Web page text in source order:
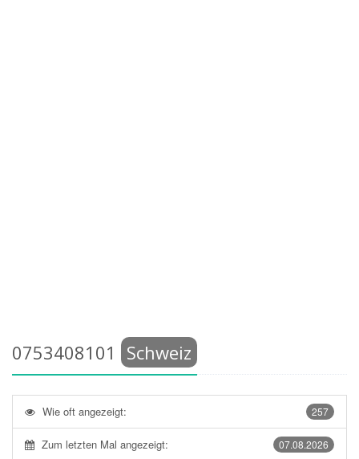
0753408101 Schweiz
257
Wie oft angezeigt:
07.08.2026
Zum letzten Mal angezeigt: